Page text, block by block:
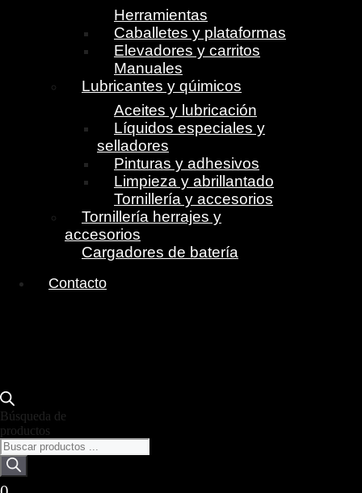
Herramientas
Caballetes y plataformas
Elevadores y carritos
Manuales
Lubricantes y qúimicos
Aceites y lubricación
Líquidos especiales y
selladores
Pinturas y adhesivos
Limpieza y abrillantado
Tornillería y accesorios
Tornillería herrajes y
accesorios
Cargadores de batería
Contacto
Búsqueda de
productos